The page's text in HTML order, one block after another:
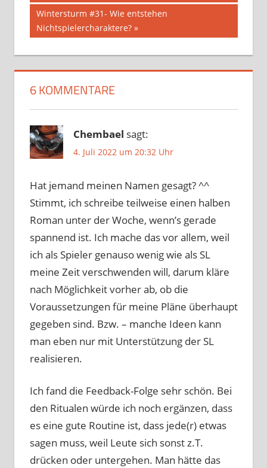
Nächster
Beitrag:
Wintersturm #31- Wie entstehen
Nichtspielercharaktere?
6 KOMMENTARE
Chembael sagt:
4. Juli 2022 um 20:32 Uhr
Hat jemand meinen Namen gesagt? ^^
Stimmt, ich schreibe teilweise einen halben
Roman unter der Woche, wenn’s gerade
spannend ist. Ich mache das vor allem, weil
ich als Spieler genauso wenig wie als SL
meine Zeit verschwenden will, darum kläre
nach Möglichkeit vorher ab, ob die
Voraussetzungen für meine Pläne überhaupt
gegeben sind. Bzw. – manche Ideen kann
man eben nur mit Unterstützung der SL
realisieren.
Ich fand die Feedback-Folge sehr schön. Bei
den Ritualen würde ich noch ergänzen, dass
es eine gute Routine ist, dass jede(r) etwas
sagen muss, weil Leute sich sonst z.T.
drücken oder untergehen. Man hätte das